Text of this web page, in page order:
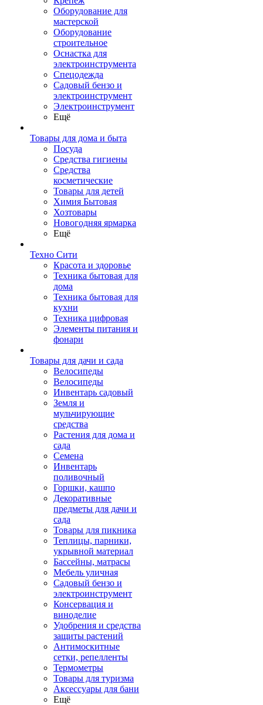
Оборудование для
мастерской
Оборудование
строительное
Оснастка для
электроинструмента
Спецодежда
Садовый бензо и
электроинструмент
Электроинструмент
Ещё
Товары для дома и быта
Посуда
Средства гигиены
Средства
косметические
Товары для детей
Химия Бытовая
Хозтовары
Новогодняя ярмарка
Ещё
Техно Сити
Красота и здоровье
Техника бытовая для
дома
Техника бытовая для
кухни
Техника цифровая
Элементы питания и
фонари
Товары для дачи и сада
Велосипеды
Велосипеды
Инвентарь садовый
Земля и
мульчирующие
средства
Растения для дома и
сада
Семена
Инвентарь
поливочный
Горшки, кашпо
Декоративные
предметы для дачи и
сада
Товары для пикника
Теплицы, парники,
укрывной материал
Бассейны, матрасы
Мебель уличная
Садовый бензо и
электроинструмент
Консервация и
виноделие
Удобрения и средства
защиты растений
Антимоскитные
сетки, репелленты
Термометры
Товары для туризма
Аксессуары для бани
Ещё